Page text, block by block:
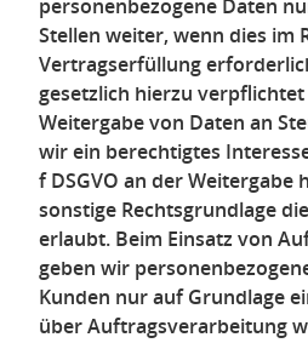
personenbezogene Daten
Stellen weiter, wenn dies im
Vertragserfüllung
gesetzlich hierzu verpflichtet
Weitergabe von Daten an
wir ein berechtigtes
f DSGVO an der Weitergabe
sonstige Rechtsgrundlage
erlaubt. Beim Einsatz von
geben wir
Kunden nur auf Grundlage
über Auftragsverarbeitung